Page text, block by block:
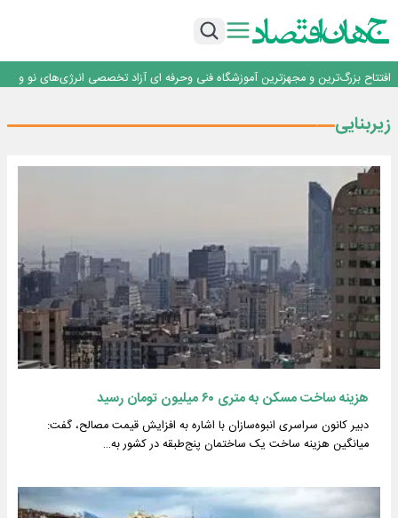
فولاد در تله قیمت‌گذاری دستوری
افتتاح بزرگ‌ترین و مجهزترین آموزشگاه فنی وحرفه ای آزاد تخصصی انرژی‌های نو و
تجدیدپذیر با حضور استاندار اصفهان
تداوم صعود مس در بازارهای جهانی؛ قیمت فلز سرخ از ۱۴هزار دلار در هر تن عبور کرد
فولاد در تله قیمت‌گذاری دستوری
زیربنایی
هزینه ساخت مسکن به متری ۶۰ میلیون تومان رسید
دبیر کانون سراسری انبوه‌سازان با اشاره به افزایش قیمت مصالح، گفت:
میانگین هزینه ساخت یک ساختمان پنج‌طبقه در کشور به…